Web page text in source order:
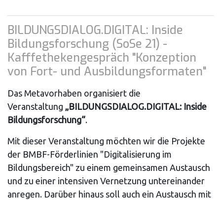
BILDUNGSDIALOG.DIGITAL: Inside
Bildungsforschung (SoSe 21) -
Kafffethekengespräch "Konzeption
von Fort- und Ausbildungsformaten"
Das Metavorhaben organisiert die
Veranstaltung „BILDUNGSDIALOG.DIGITAL: Inside
Bildungsforschung“.
Mit dieser Veranstaltung möchten wir die Projekte
der BMBF-Förderlinien "Digitalisierung im
Bildungsbereich" zu einem gemeinsamen Austausch
und zu einer intensiven Vernetzung untereinander
anregen. Darüber hinaus soll auch ein Austausch mit